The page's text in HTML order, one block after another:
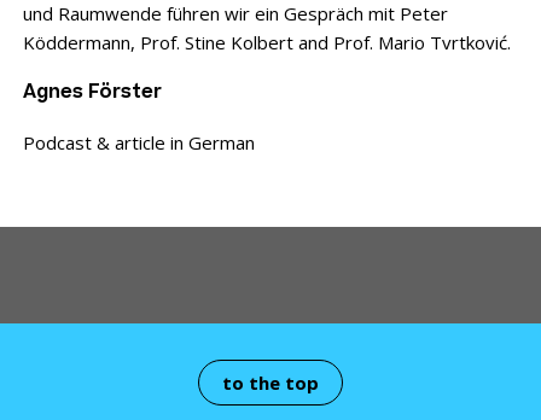
und Raumwende führen wir ein Gespräch mit Peter
Köddermann, Prof. Stine Kolbert and Prof. Mario Tvrtković.
Agnes Förster
Podcast & article in German
to the top